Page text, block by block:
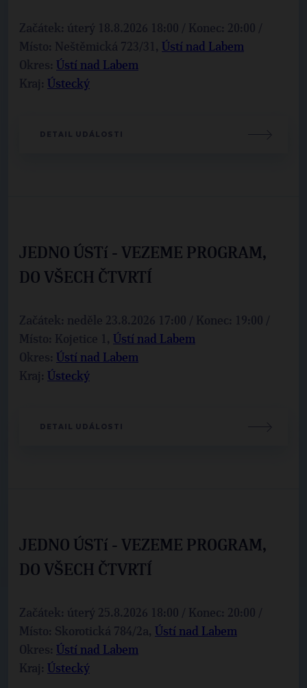
Začátek: úterý 18.8.2026 18:00 / Konec: 20:00 /
Místo: Neštěmická 723/31, Ústí nad Labem
Okres: Ústí nad Labem
Kraj: Ústecký
DETAIL UDÁLOSTI
JEDNO ÚSTí - VEZEME PROGRAM,
DO VŠECH ČTVRTÍ
Začátek: neděle 23.8.2026 17:00 / Konec: 19:00 /
Místo: Kojetice 1, Ústí nad Labem
Okres: Ústí nad Labem
Kraj: Ústecký
DETAIL UDÁLOSTI
JEDNO ÚSTí - VEZEME PROGRAM,
DO VŠECH ČTVRTÍ
Začátek: úterý 25.8.2026 18:00 / Konec: 20:00 /
Místo: Skorotická 784/2a, Ústí nad Labem
Okres: Ústí nad Labem
Kraj: Ústecký